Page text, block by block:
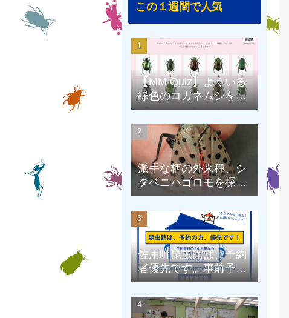
この１週間で人気
【MM Quiz】よくいる
緑色のコガネムシを、
克服しよう！
派手な柄の外来種、シ
タベニハゴロモを探そ
う
佐用町昆虫館は、予約
者優先です。事前予約
にご協力をお願いしま
す。